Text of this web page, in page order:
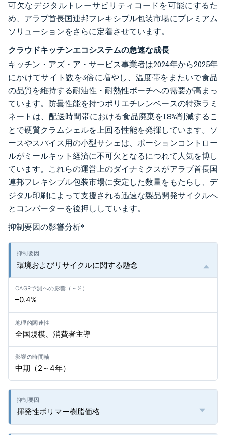
可欠なデジタルトレーサビリティコードを可能にするた
め、アラブ首長国連邦フレキシブル包装市場にプレミアム
ソリューションをさらに定着させています。
クラウドキッチンエコシステムの急速な成長
キッチン・アズ・ア・サービス事業者は2024年から2025年
にかけてサイト数を3倍に増やし、温度帯をまたいで食品
の品質を維持する耐油性・耐熱性ポーチへの需要が高まっ
ています。防曇性能を持つポリエチレンベースの特殊ラミ
ネートは、配送時間帯における食品廃棄を18%削減するこ
とで硬質クラムシェルを上回る性能を発揮しています。ソ
ースやスパイス用の小型サシェは、ポーションコントロー
ルがミールキット経済に不可欠となるにつれて人気を博し
ています。これらの運営上のダイナミクスがアラブ首長国
連邦フレキシブル包装市場に安定した数量をもたらし、デ
ジタル印刷によって支援される迅速な製品開発サイクルへ
とコンバーターを後押ししています。
抑制要因の影響分析*
環境およびリサイクルに関する懸念
–0.4%
全国規模、消費者主導
中期（2～4年）
揮発性ポリマー樹脂価格